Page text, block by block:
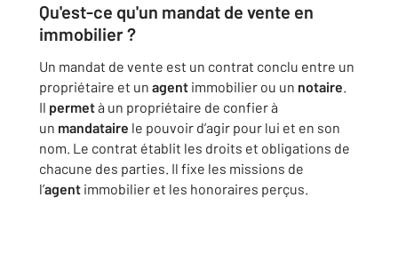
Qu'est-ce qu'un mandat de vente en
immobilier ?
Un mandat de vente est un contrat conclu entre un
propriétaire et un agent immobilier ou un notaire.
Il permetà un propriétaire de confier à
un mandataire le pouvoir d’agir pour lui et en son
nom. Le contrat établit les droits et obligations de
chacune des parties. Il fixe les missions de
l’agent immobilier et les honoraires perçus.